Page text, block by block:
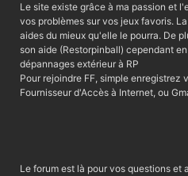
Le site existe grâce à ma passion et
vos problèmes sur vos jeux favoris.
aides du mieux qu'elle le pourra. De
son aide (Restorpinball) cependant
dépannages extérieur à RP
Pour rejoindre FF, simple enregistrez
Fournisseur d'Accès à Internet, ou
Le forum est là pour vos questions et